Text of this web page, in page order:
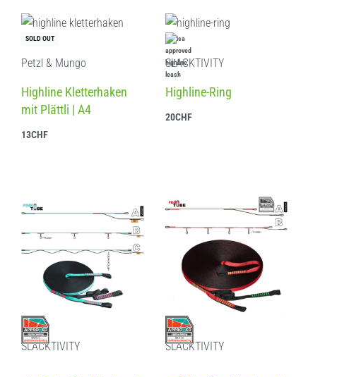
SOLD OUT
Petzl & Mungo
Highline Kletterhaken
mit Plättli | A4
13CHF
SLACKTIVITY
Highline-Ring
20CHF
SLACKTIVITY SLACKTIVITY